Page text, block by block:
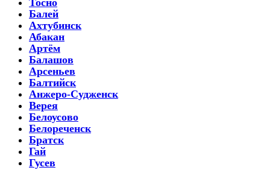
Балей
Ахтубинск
Абакан
Артём
Балашов
Арсеньев
Балтийск
Анжеро-Судженск
Верея
Белоусово
Белореченск
Братск
Гай
Гусев